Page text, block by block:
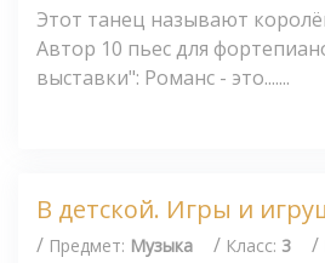
Этот танец называют
Автор 10 пьес для
выставки": Романс - это.......
В детской. Игры и
/ Предмет: Музыка / Класс: 3 /